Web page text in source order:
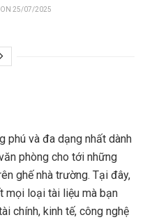
ON 25/07/2025
phú và đa dạng nhất dành
phòng cho tới những
ghế nhà trường. Tại đây,
mọi loại tài liệu mà bạn
chính, kinh tế, công nghệ